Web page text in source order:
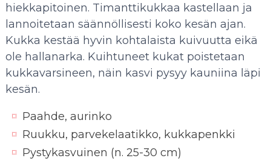
hiekkapitoinen. Timanttikukkaa kastellaan ja
lannoitetaan säännöllisesti koko kesän ajan.
Kukka kestää hyvin kohtalaista kuivuutta eikä
ole hallanarka. Kuihtuneet kukat poistetaan
kukkavarsineen, näin kasvi pysyy kauniina läpi
kesän.
Paahde, aurinko
Ruukku, parvekelaatikko, kukkapenkki
Pystykasvuinen (n. 25-30 cm)